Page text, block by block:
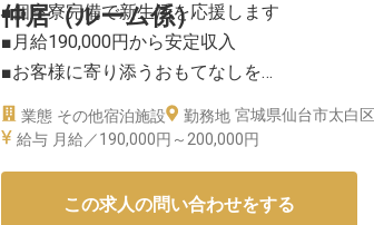
仲居（ルーム係）
■個室寮完備で新生活を応援します
■月給190,000円から安定収入
■お客様に寄り添うおもてなしを
■産休育休実績あり長く働ける環境
歴史ある温泉地で、お客様の心に残るひとと
業態 その他宿泊施設 勤務地 宮城県仙台市太白
給与 月給／190,000円～ 200,000円
この求人の問い合わせをする